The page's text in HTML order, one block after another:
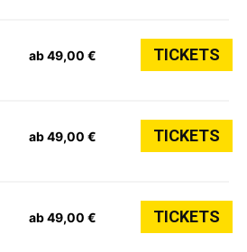
ab 49,00 € TICKETS
ab 49,00 € TICKETS
ab 49,00 € TICKETS